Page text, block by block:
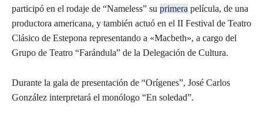
participó en el rodaje de “Nameless” su primera película, de una
productora americana, y también actuó en el II Festival de Teatro
Clásico de Estepona representando a «Macbeth», a cargo del
Grupo de Teatro “Farándula” de la Delegación de Cultura.
Durante la gala de presentación de “Orígenes”, José Carlos
González interpretará el monólogo “En soledad”.